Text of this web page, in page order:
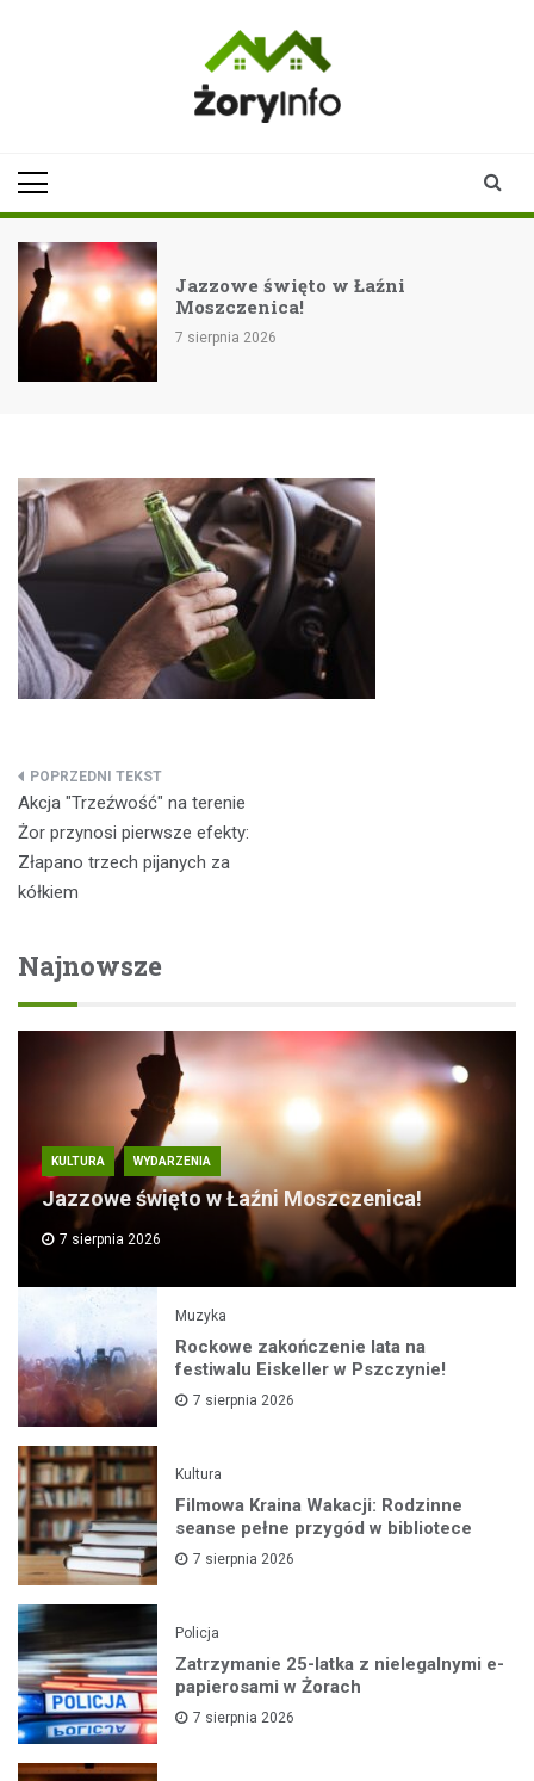
Jazzowe święto w Łaźni
Moszczenica!
7 sierpnia 2026
Nawigacja
wpisu
Akcja "Trzeźwość" na terenie
Żor przynosi pierwsze efekty:
Złapano trzech pijanych za
kółkiem
Najnowsze
KULTURA WYDARZENIA
Jazzowe święto w Łaźni Moszczenica!
7 sierpnia 2026
Muzyka
Rockowe zakończenie lata na
festiwalu Eiskeller w Pszczynie!
7 sierpnia 2026
Kultura
Filmowa Kraina Wakacji: Rodzinne
seanse pełne przygód w bibliotece
7 sierpnia 2026
Policja
Zatrzymanie 25-latka z nielegalnymi e-
papierosami w Żorach
7 sierpnia 2026